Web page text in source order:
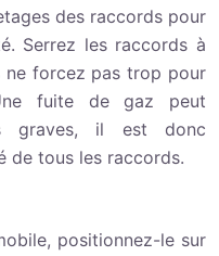
des raccords pour
Serrez les raccords à
ne forcez pas trop pour
fuite de gaz peut
graves, il est donc
de tous les raccords.
positionnez-le sur